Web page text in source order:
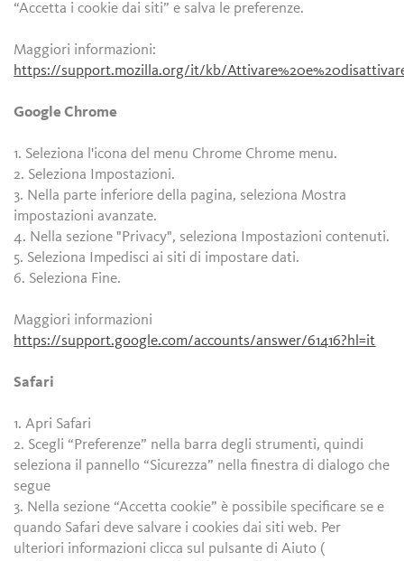
“Accetta i cookie dai siti” e salva le preferenze.
Maggiori informazioni:
https://support.mozilla.org/it/kb/
Google Chrome
1. Seleziona l'icona del menu Chrome Chrome menu.
2. Seleziona Impostazioni.
3. Nella parte inferiore della pagina, seleziona Mostra
impostazioni avanzate.
4. Nella sezione "Privacy", seleziona Impostazioni contenuti.
5. Seleziona Impedisci ai siti di impostare dati.
6. Seleziona Fine.
Maggiori informazioni
https://support.google.com/accounts/answer/61416?hl=it
Safari
1. Apri Safari
2. Scegli “Preferenze” nella barra degli strumenti, quindi
seleziona il pannello “Sicurezza” nella finestra di dialogo che
segue
3. Nella sezione “Accetta cookie” è possibile specificare se e
quando Safari deve salvare i cookies dai siti web. Per
ulteriori informazioni clicca sul pulsante di Aiuto (